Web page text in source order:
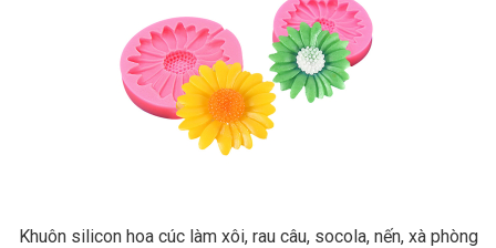
Khuôn silicon hoa cúc làm xôi, rau câu, socola, nến, xà phòng